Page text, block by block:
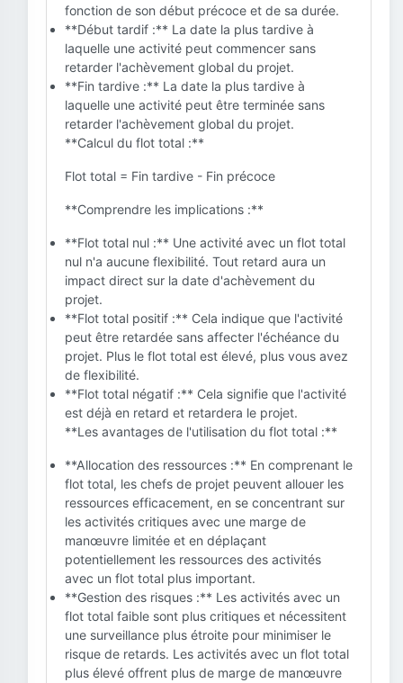
fonction de son début précoce et de sa durée.
**Début tardif :** La date la plus tardive à
laquelle une activité peut commencer sans
retarder l'achèvement global du projet.
**Fin tardive :** La date la plus tardive à
laquelle une activité peut être terminée sans
retarder l'achèvement global du projet.
**Calcul du flot total :**
Flot total = Fin tardive - Fin précoce
**Comprendre les implications :**
**Flot total nul :** Une activité avec un flot total
nul n'a aucune flexibilité. Tout retard aura un
impact direct sur la date d'achèvement du
projet.
**Flot total positif :** Cela indique que l'activité
peut être retardée sans affecter l'échéance du
projet. Plus le flot total est élevé, plus vous avez
de flexibilité.
**Flot total négatif :** Cela signifie que l'activité
est déjà en retard et retardera le projet.
**Les avantages de l'utilisation du flot total :**
**Allocation des ressources :** En comprenant le
flot total, les chefs de projet peuvent allouer les
ressources efficacement, en se concentrant sur
les activités critiques avec une marge de
manœuvre limitée et en déplaçant
potentiellement les ressources des activités
avec un flot total plus important.
**Gestion des risques :** Les activités avec un
flot total faible sont plus critiques et nécessitent
une surveillance plus étroite pour minimiser le
risque de retards. Les activités avec un flot total
plus élevé offrent plus de marge de manœuvre